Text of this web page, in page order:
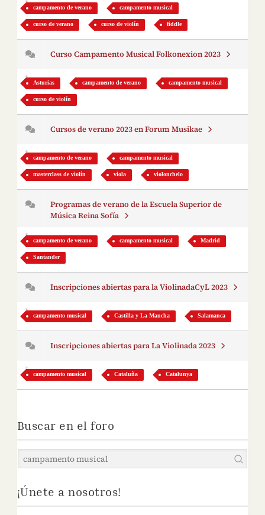
campamento de verano campamento musical
curso de verano curso de violín fiddle
Curso Campamento Musical Folkonexion 2023
Asturias campamento de verano campamento musical
curso de violín
Cursos de verano 2023 en Forum Musikae
campamento de verano campamento musical
masterclass de violín viola violonchelo
Programas de verano de la Escuela Superior de
Música Reina Sofía
campamento de verano campamento musical Madrid
Santander
Inscripciones abiertas para la ViolinadaCyL 2023
campamento musical Castilla y La Mancha Salamanca
Inscripciones abiertas para La Violinada 2023
campamento musical Cataluña Catalunya
Buscar en el foro
¡Únete a nosotros!